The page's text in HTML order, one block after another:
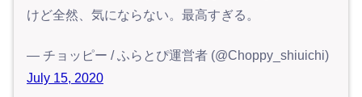
けど全然、気にならない。最高すぎる。
— チョッピー / ふらとぴ運営者 (@Choppy_shiuichi)
July 15, 2020